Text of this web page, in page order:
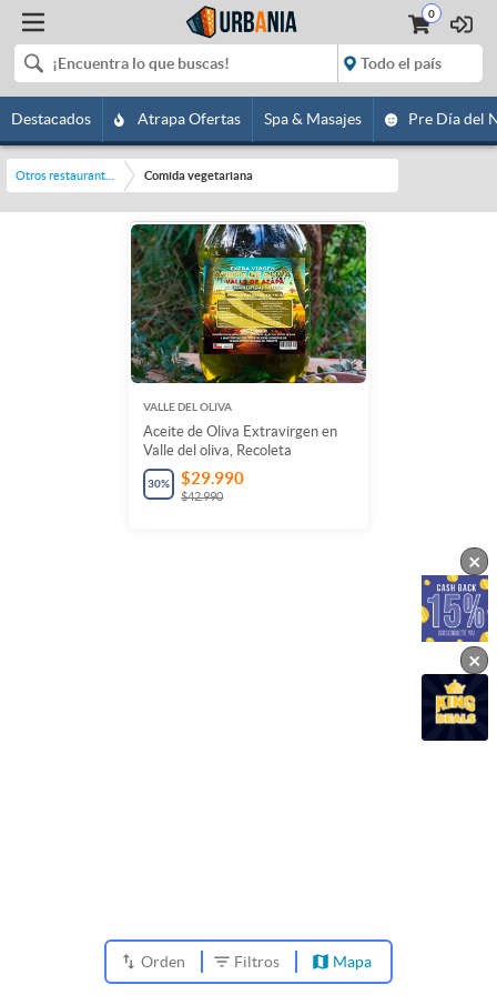
0
Destacados Atrapa Ofertas Spa & Masajes Pre Día del
Comida vegetariana
VALLE DEL OLIVA
Aceite de Oliva Extravirgen en
Valle del oliva, Recoleta
30% $29.990
$42.990
Orden Filtros Mapa
×
×